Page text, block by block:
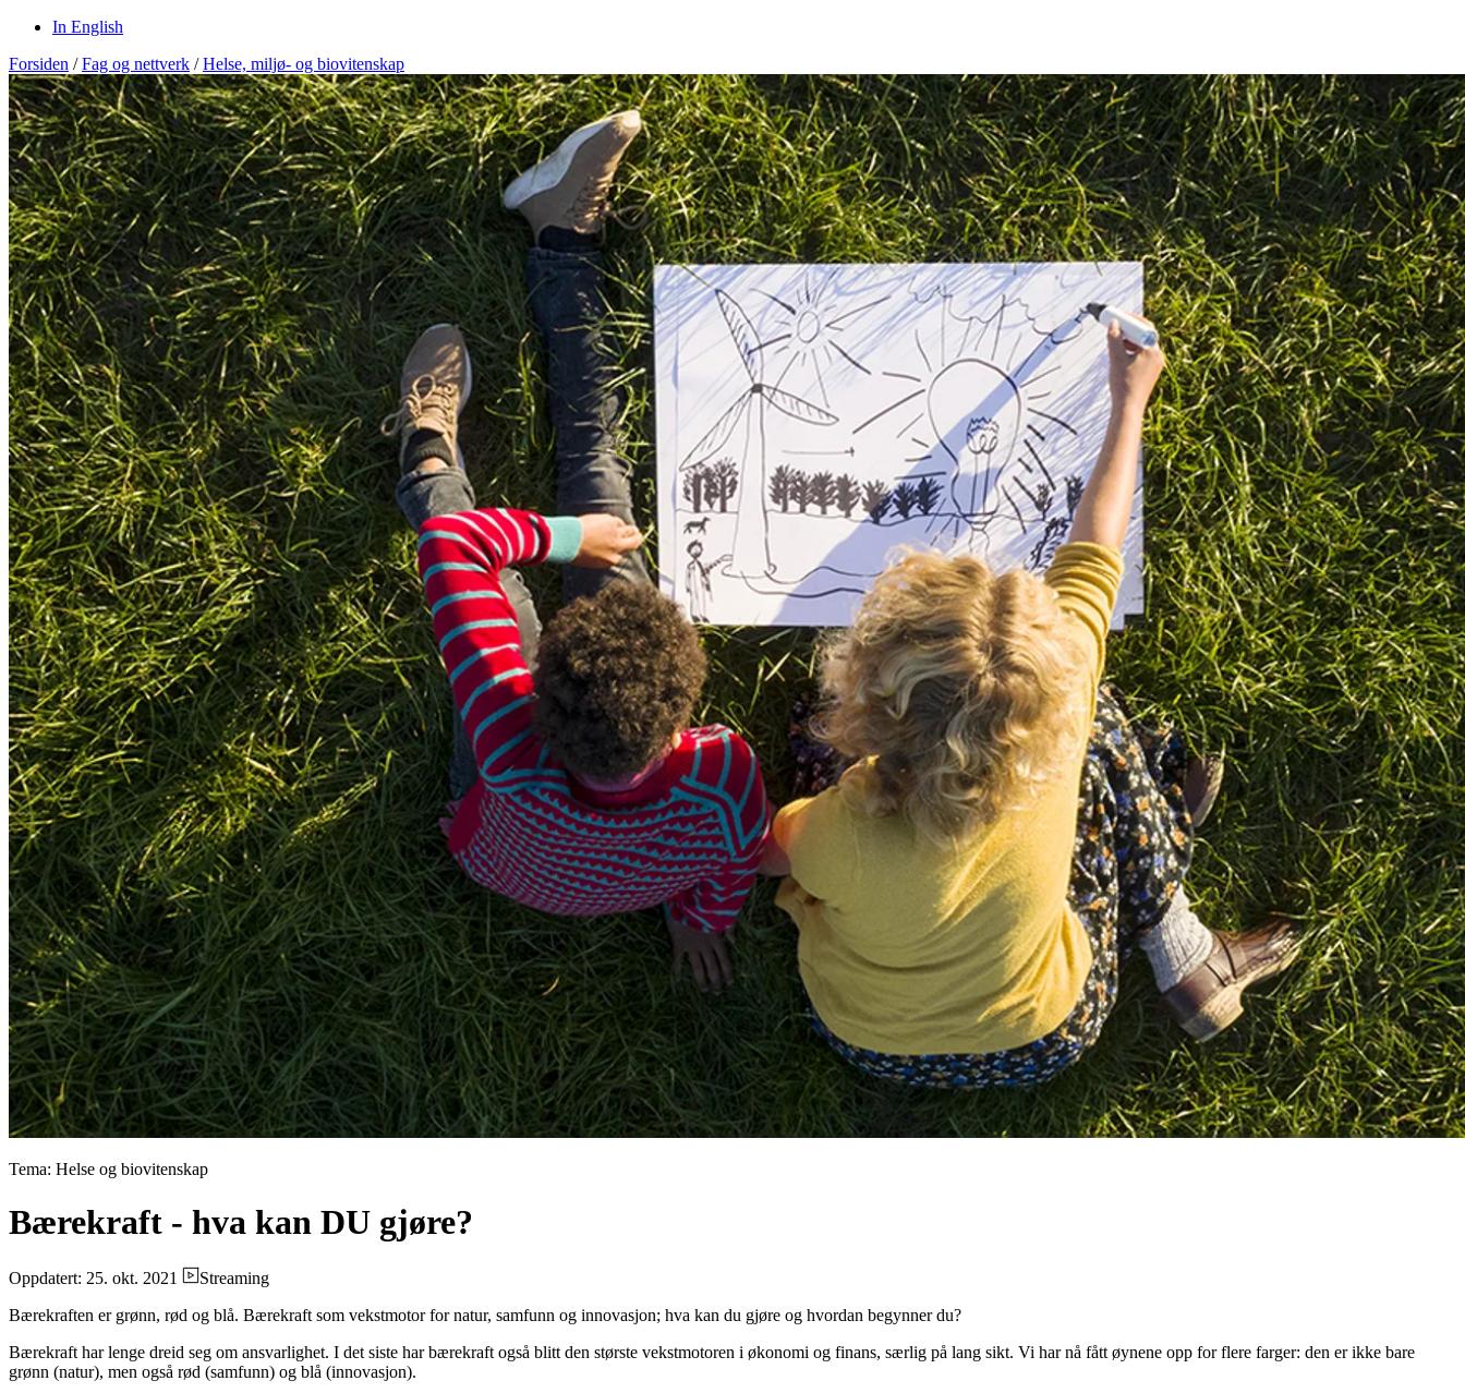
In English
Forsiden / Fag og nettverk / Helse, miljø- og biovitenskap
Tema: Helse og biovitenskap
Bærekraft - hva kan DU gjøre?
Oppdatert: 25. okt. 2021
Streaming
Bærekraften er grønn, rød og blå. Bærekraft som vekstmotor for natur, samfunn og innovasjon; hva kan du gjøre og hvordan begynner du?
Bærekraft har lenge dreid seg om ansvarlighet. I det siste har bærekraft også blitt den største vekstmotoren i økonomi og finans, særlig på lang sikt. Vi har nå fått øynene opp for flere farger: den er ikke bare
grønn (natur), men også rød (samfunn) og blå (innovasjon).